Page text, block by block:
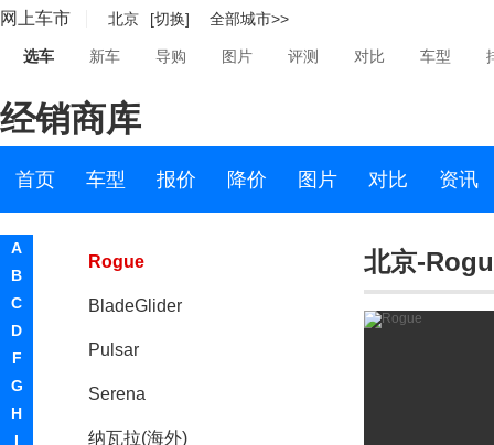
网上车市 北京 [切换] 全部城市>>
选车 新车 导购 图片 评测 对比 车型
经销商库
首页 车型 报价 降价 图片 对比 资讯
A
B
C
D
F
G
H
I
奇骏(进口)
Friend-ME
玛驰MICRA
Rogue
BladeGlider
Pulsar
Serena
纳瓦拉(海外)
北京-